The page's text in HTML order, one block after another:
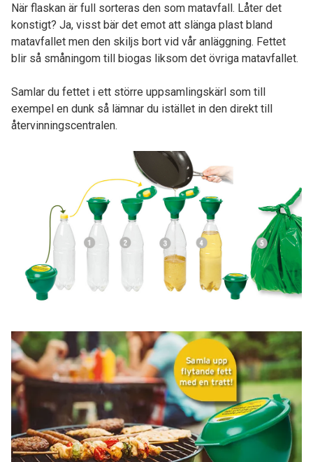
När flaskan är full sorteras den som matavfall. Låter det
konstigt? Ja, visst bär det emot att slänga plast bland
matavfallet men den skiljs bort vid vår anläggning. Fettet
blir så småningom till biogas liksom det övriga matavfallet.
Samlar du fettet i ett större uppsamlingskärl som till
exempel en dunk så lämnar du istället in den direkt till
återvinningscentralen.